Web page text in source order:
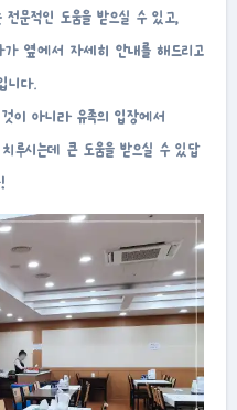
문적인 도움을 받으실 수 있고,
가 옆에서 자세히 안내를 해드리고
니다.
이 아니라 유족의 입장에서
루시는데 큰 도움을 받으실 수 있답